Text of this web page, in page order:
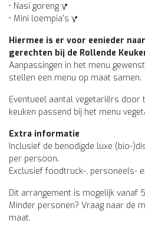
• Nasi goreng
• Mini loempia's
Hiermee is er voor eenieder
gerechten bij de Rollende
Aanpassingen in het menu
stellen een menu op maat samen.
Eventueel aantal vegetariërs door
keuken passend bij het menu
Extra informatie
Inclusief de benodigde luxe (bio-
per persoon.
Exclusief foodtruck-, personeels-
Dit arrangement is mogelijk vanaf
Minder personen? Vraag naar de
maat.